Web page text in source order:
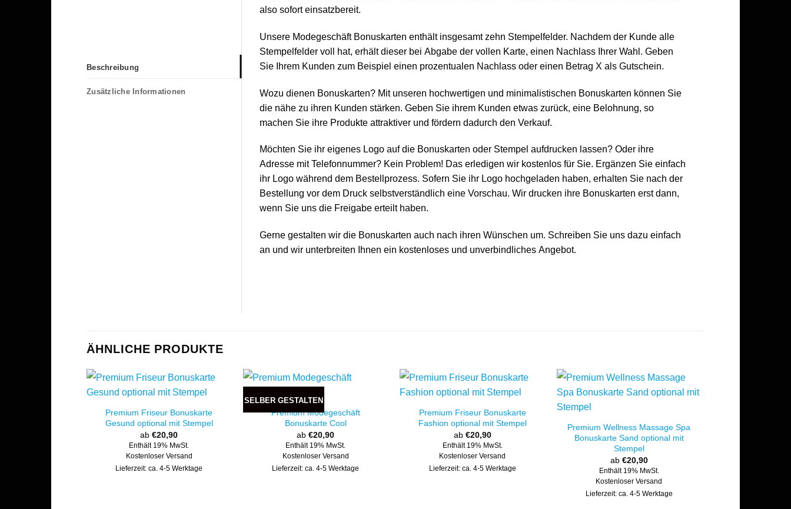
Beschreibung
Zusätzliche Informationen
also sofort einsatzbereit.
Unsere Modegeschäft Bonuskarten enthält insgesamt zehn Stempelfelder. Nachdem der Kunde alle
Stempelfelder voll hat, erhält dieser bei Abgabe der vollen Karte, einen Nachlass Ihrer Wahl. Geben
Sie Ihrem Kunden zum Beispiel einen prozentualen Nachlass oder einen Betrag X als Gutschein.
Wozu dienen Bonuskarten? Mit unseren hochwertigen und minimalistischen Bonuskarten können Sie
die nähe zu ihren Kunden stärken. Geben Sie ihrem Kunden etwas zurück, eine Belohnung, so
machen Sie ihre Produkte attraktiver und fördern dadurch den Verkauf.
Möchten Sie ihr eigenes Logo auf die Bonuskarten oder Stempel aufdrucken lassen? Oder ihre
Adresse mit Telefonnummer? Kein Problem! Das erledigen wir kostenlos für Sie. Ergänzen Sie einfach
ihr Logo während dem Bestellprozess. Sofern Sie ihr Logo hochgeladen haben, erhalten Sie nach der
Bestellung vor dem Druck selbstverständlich eine Vorschau. Wir drucken ihre Bonuskarten erst dann,
wenn Sie uns die Freigabe erteilt haben.
Gerne gestalten wir die Bonuskarten auch nach ihren Wünschen um. Schreiben Sie uns dazu einfach
an und wir unterbreiten Ihnen ein kostenloses und unverbindliches Angebot.
ÄHNLICHE PRODUKTE
Premium Friseur Bonuskarte
Gesund optional mit Stempel
ab€20,90
Enthält 19% MwSt.
Kostenloser Versand
Lieferzeit: ca. 4-5 Werktage
SELBER GESTALTEN
Premium Modegeschäft
Bonuskarte Cool
ab€20,90
Enthält 19% MwSt.
Kostenloser Versand
Lieferzeit: ca. 4-5 Werktage
Premium Friseur Bonuskarte
Fashion optional mit Stempel
ab €20,90
Enthält 19% MwSt.
Kostenloser Versand
Lieferzeit: ca. 4-5 Werktage
Premium Wellness Massage Spa
Bonuskarte Sand optional mit
Stempel
ab €20,90
Enthält 19% MwSt.
Kostenloser Versand
Lieferzeit: ca. 4-5 Werktage